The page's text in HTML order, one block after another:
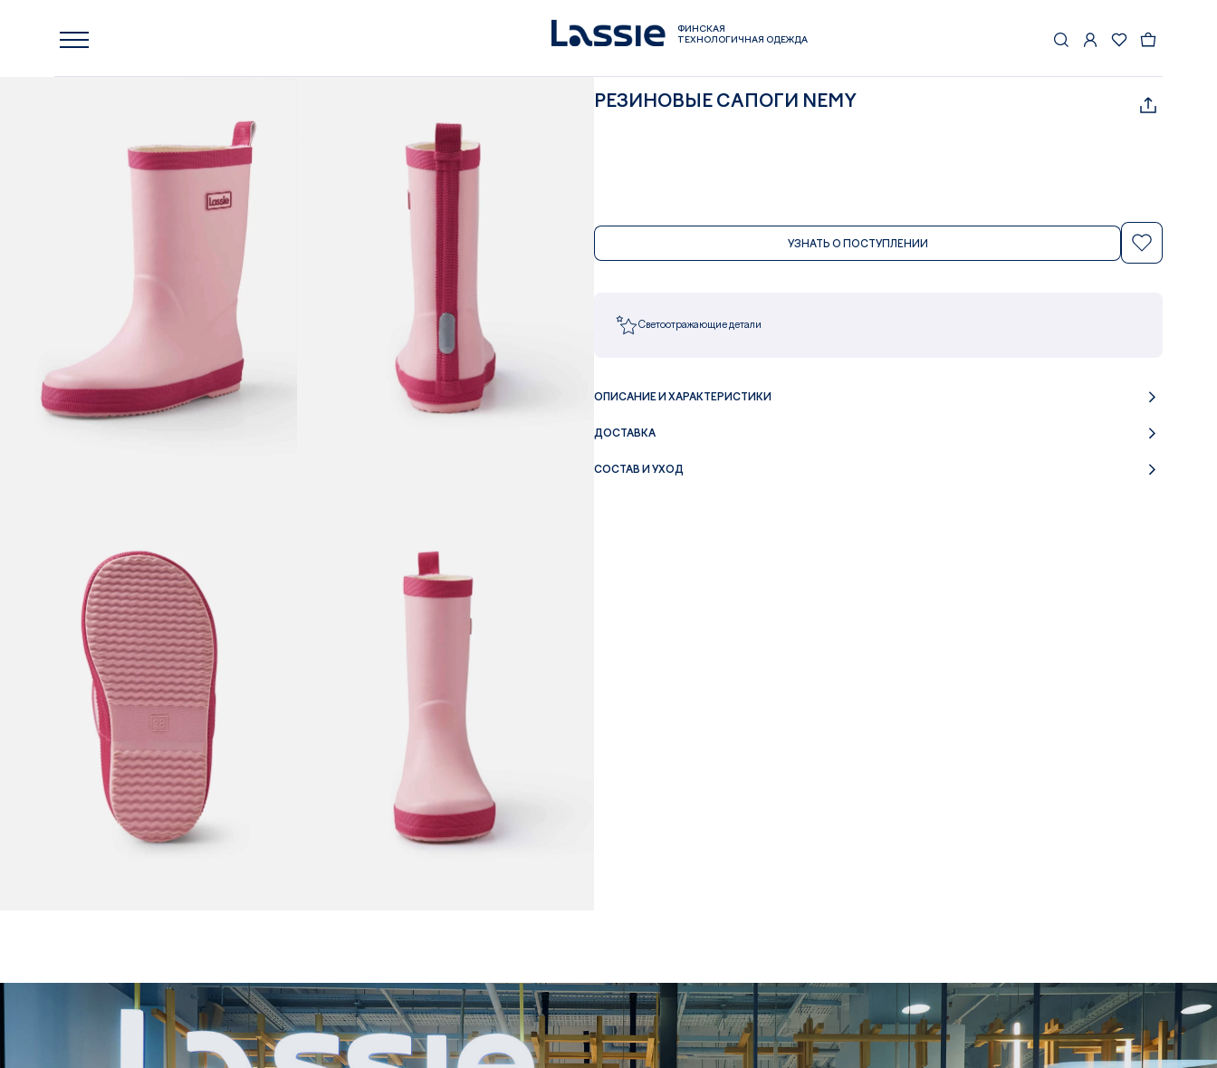
ФИНСКАЯ
ТЕХНОЛОГИЧНАЯ ОДЕЖДА
РЕЗИНОВЫЕ САПОГИ NEMY
УЗНАТЬ О ПОСТУПЛЕНИИ
Светоотражающие детали
ОПИСАНИЕ И ХАРАКТЕРИСТИКИ
ДОСТАВКА
СОСТАВ И УХОД